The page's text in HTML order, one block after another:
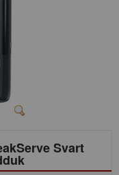
Svart